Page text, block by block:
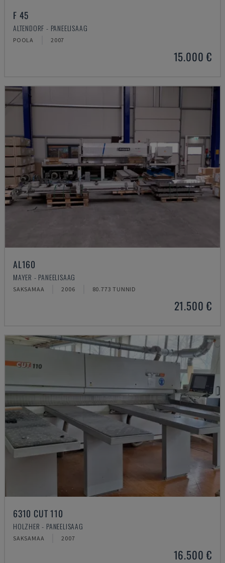
F 45
ALTENDORF - PANEELISAAG
POOLA 2007
15.000 €
AL160
MAYER - PANEELISAAG
SAKSAMAA 2006 80.773 TUNNID
21.500 €
6310 CUT 110
HOLZHER - PANEELISAAG
SAKSAMAA 2007
16.500 €